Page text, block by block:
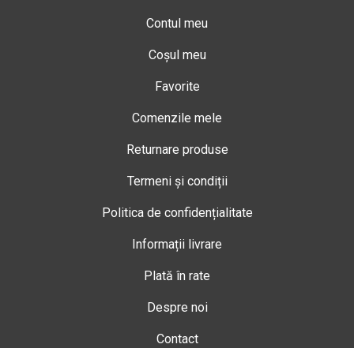
Contul meu
Coșul meu
Favorite
Comenzile mele
Returnare produse
Termeni și condiții
Politica de confidențialitate
Informații livrare
Plată în rate
Despre noi
Contact